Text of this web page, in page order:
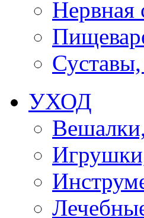
Нервная
УХОД